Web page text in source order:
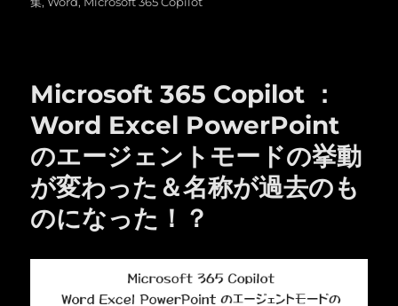
Microsoft 365 Copilot ：
Word Excel PowerPoint
のエージェントモードの挙動
が変わった＆名称が過去のも
のになった！？